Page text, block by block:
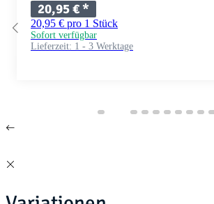
20,95 €*
20,95 € pro 1 Stück
Sofort verfügbar
Lieferzeit: 1 - 3 Werktage